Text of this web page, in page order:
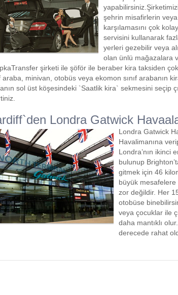
şehrin misafirlerin veya
karşılamasını çok
servisini kullanarak
yerleri gezebilir veya
olan ünlü mağazalara
şirketi ile şöför ile beraber kira taksiden
araba, minivan, otobüs veya ekomon sınıf arabanın
sol üst köşesindeki `Saatlik kira` sekmesini seçip
Londra Gatwick
Londra Gatwick
Havalimanına
Londra’nın ikinci
bulunup
gitmek için 46
büyük
zor değildir. Her
otobüse
veya çocuklar ile
daha mantıklı
derecede rahat